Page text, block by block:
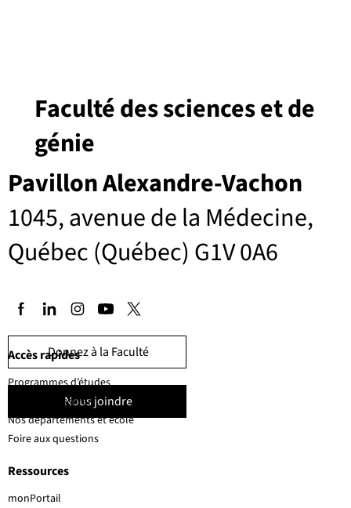
Pavillon Alexandre-Vachon
1045, avenue de la Médecine,
Québec (Québec) G1V 0A6
Faculté des sciences et de
génie
Donnez à la Faculté
Nous joindre
Accès rapides
Ressources
Programmes d’études
Corps professoral
Nos départements et école
Foire aux questions
monPortail